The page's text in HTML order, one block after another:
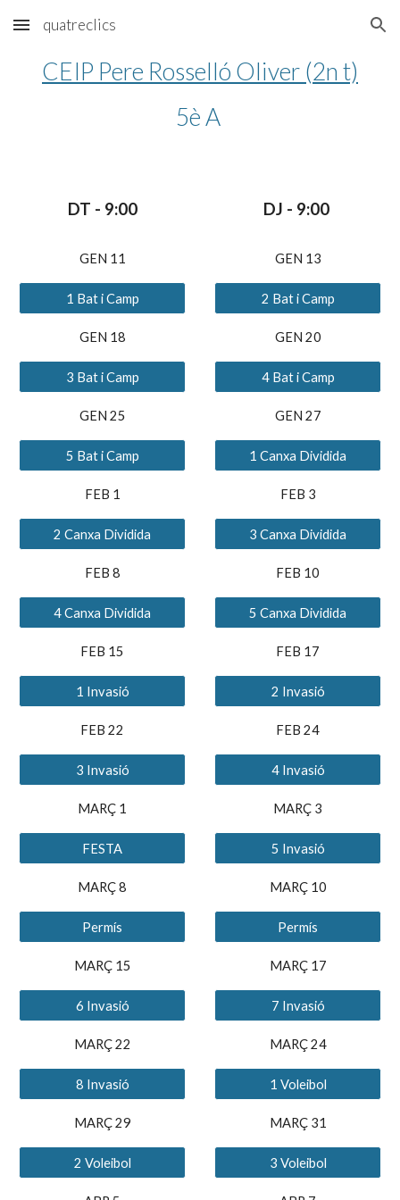
Skip to main content Skip to navigation
quatreclics
CEIP Pere Rosselló Oliver (2n t)
5è A
DT - 9:00
GEN 11
1 Bat i Camp
GEN 18
3 Bat i Camp
GEN 25
5 Bat i Camp
FEB 1
2 Canxa Dividida
FEB 8
4 Canxa Dividida
FEB 15
1 Invasió
FEB 22
3 Invasió
MARÇ 1
FESTA
MARÇ 8
Permís
MARÇ 15
6 Invasió
MARÇ 22
8 Invasió
MARÇ 29
2 Voleibol
DJ - 9:00
GEN 13
2 Bat i Camp
GEN 20
4 Bat i Camp
GEN 27
1 Canxa Dividida
FEB 3
3 Canxa Dividida
FEB 10
5 Canxa Dividida
FEB 17
2 Invasió
FEB 24
4 Invasió
MARÇ 3
5 Invasió
MARÇ 10
Permís
MARÇ 17
7 Invasió
MARÇ 24
1 Voleibol
MARÇ 31
3 Voleibol